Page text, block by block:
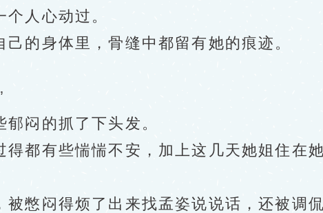
人心动过。
身体里，骨缝中都留有她的痕迹。
闷的抓了下头发。
有些惴惴不安，加上这几天她姐住在
闷得烦了出来找孟姿说说话，还被调侃